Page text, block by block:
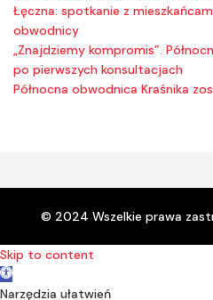
Łęczna: spotkanie z
obwodnicy
„Znajdziemy kompromis”.
po pierwszych konsultacjach
Północna obwodnica Kraśnika
© 2024 Wszelkie prawa
Skip to content
Open toolbar
Narzędzia ułatwień